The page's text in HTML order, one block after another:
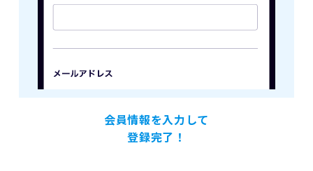
会員情報を入力して
登録完了！